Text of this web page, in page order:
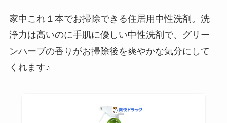
家中これ１本でお掃除できる住居用中性洗剤。洗
浄力は高いのに手肌に優しい中性洗剤で、グリー
ンハーブの香りがお掃除後を爽やかな気分にして
くれます♪